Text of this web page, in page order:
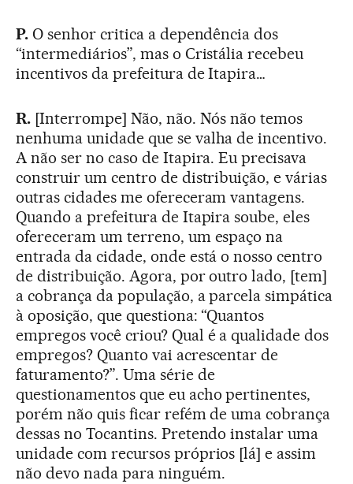
P.O senhor critica a dependência dos
“intermediários”, mas o Cristália recebeu
incentivos da prefeitura de Itapira…
R.[Interrompe] Não, não. Nós não temos
nenhuma unidade que se valha de incentivo.
A não ser no caso de Itapira. Eu precisava
construir um centro de distribuição, e várias
outras cidades me ofereceram vantagens.
Quando a prefeitura de Itapira soube, eles
ofereceram um terreno, um espaço na
entrada da cidade, onde está o nosso centro
de distribuição. Agora, por outro lado, [tem]
a cobrança da população, a parcela simpática
à oposição, que questiona: “Quantos
empregos você criou? Qual é a qualidade dos
empregos? Quanto vai acrescentar de
faturamento?”. Uma série de
questionamentos que eu acho pertinentes,
porém não quis ficar refém de uma cobrança
dessas no Tocantins. Pretendo instalar uma
unidade com recursos próprios [lá] e assim
não devo nada para ninguém.